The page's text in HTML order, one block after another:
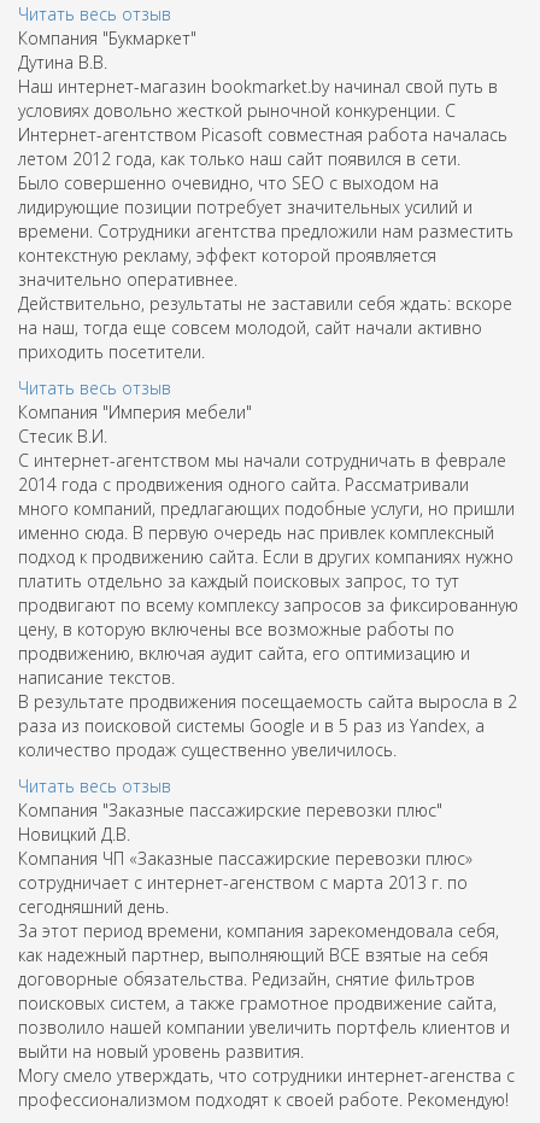
Читать весь отзыв
Компания "Букмаркет"
Дутина В.В.
Наш интернет-магазин bookmarket.by начинал свой путь в
условиях довольно жесткой рыночной конкуренции. С
Интернет-агентством Picasoft совместная работа началась
летом 2012 года, как только наш сайт появился в сети.
Было совершенно очевидно, что SEO с выходом на
лидирующие позиции потребует значительных усилий и
времени. Сотрудники агентства предложили нам разместить
контекстную рекламу, эффект которой проявляется
значительно оперативнее.
Действительно, результаты не заставили себя ждать: вскоре
на наш, тогда еще совсем молодой, сайт начали активно
приходить посетители.
Читать весь отзыв
Компания "Империя мебели"
Стесик В.И.
С интернет-агентством мы начали сотрудничать в феврале
2014 года с продвижения одного сайта. Рассматривали
много компаний, предлагающих подобные услуги, но пришли
именно сюда. В первую очередь нас привлек комплексный
подход к продвижению сайта. Если в других компаниях нужно
платить отдельно за каждый поисковых запрос, то тут
продвигают по всему комплексу запросов за фиксированную
цену, в которую включены все возможные работы по
продвижению, включая аудит сайта, его оптимизацию и
написание текстов.
В результате продвижения посещаемость сайта выросла в 2
раза из поисковой системы Google и в 5 раз из Yandex, а
количество продаж существенно увеличилось.
Читать весь отзыв
Компания "Заказные пассажирские перевозки плюс"
Новицкий Д.В.
Компания ЧП «Заказные пассажирские перевозки плюс»
сотрудничает с интернет-агенством с марта 2013 г. по
сегодняшний день.
За этот период времени, компания зарекомендовала себя,
как надежный партнер, выполняющий ВСЕ взятые на себя
договорные обязательства. Редизайн, снятие фильтров
поисковых систем, а также грамотное продвижение сайта,
позволило нашей компании увеличить портфель клиентов и
выйти на новый уровень развития.
Могу смело утверждать, что сотрудники интернет-агенства с
профессионализмом подходят к своей работе. Рекомендую!